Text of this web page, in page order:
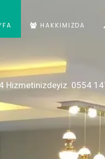
HAKKIMIZDA
Hizmetinizdeyiz. 0554